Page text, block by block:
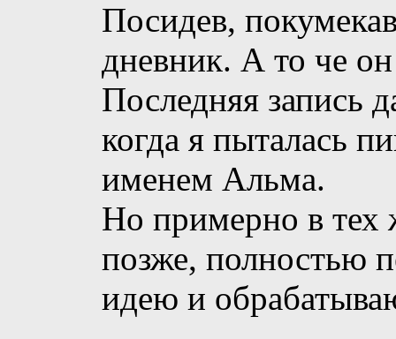
Посидев,
дневник. А то че
Последняя запись
когда я пыталась
именем Альма.
Но примерно в тех
позже, полностью
идею и